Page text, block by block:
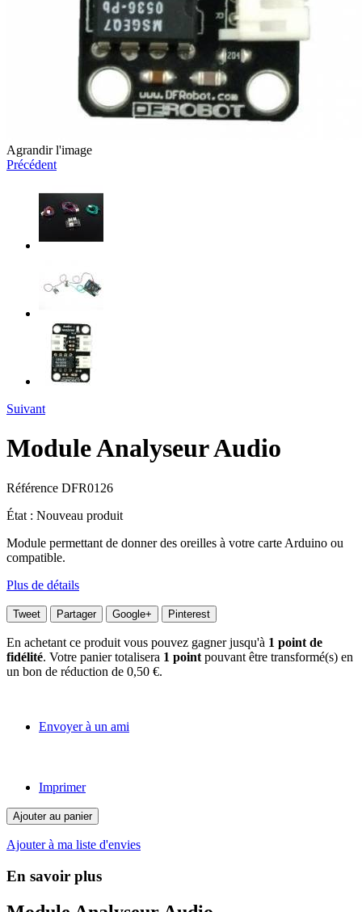
Agrandir l'image
Précédent
Suivant
Module Analyseur Audio
Référence DFR0126
État : Nouveau produit
Module permettant de donner des oreilles à votre carte Arduino ou
compatible.
Plus de détails
Tweet Partager Google+ Pinterest
En achetant ce produit vous pouvez gagner jusqu'à 1 point de
fidélité. Votre panier totalisera 1 point pouvant être transformé(s) en
un bon de réduction de 0,50 €.
Envoyer à un ami
Imprimer
Ajouter au panier
Ajouter à ma liste d'envies
En savoir plus